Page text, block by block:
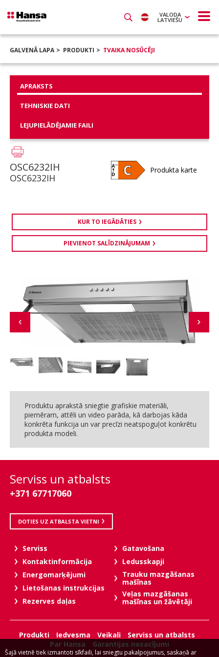
VALODA
LATVIEŠU
GALVENĀ LAPA PRODUKTI TVAIKA NOSŪCĒJI
Produktu aprakstā sniegtie grafiskie materiāli,
piemēram, attēli un video parāda, kā darbojas kāda
konkrēta funkcija un var precīzi neatspoguļot konkrētu
produkta modeli.
APRAKSTS
TEHNISKIE DATI
LEJUPIELĀDĒJAMIE FAILI
OSC6232IH
OSC6232IH
Produkta karte
KUR TO IEGĀDĀTIES
PIEVIENOT SALĪDZINĀJUMAM
Serviss un atbalsts
+371 67717060
DOTIES UZ ATBALSTA VIETNI
Serviss
Kontaktinformācija
Energomarķējumi
Lietošanas instrukcijas
Rezerves daļas
Gatavošana
Ledusskapji
Trauku mazgāšanas
mašīnas
Veļas mazgāšanas
mašīnas un žāvētāji
Produkti Iedvesma Veikali
Serviss un atbalsts
Par Hansa
Garantijas nosacījumi
Šajā vietnē tiek izmantoti sīkfaili, lai sniegtu pakalpojumus, saskaņā ar